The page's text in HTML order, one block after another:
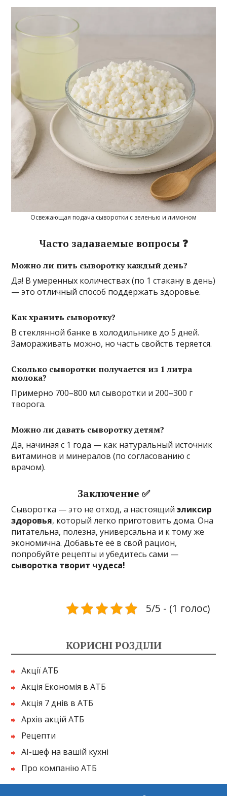
Освежающая подача сыворотки с зеленью и лимоном
Часто задаваемые вопросы ❓
Можно ли пить сыворотку каждый день?
Да! В умеренных количествах (по 1 стакану в день)
— это отличный способ поддержать здоровье.
Как хранить сыворотку?
В стеклянной банке в холодильнике до 5 дней.
Замораживать можно, но часть свойств теряется.
Сколько сыворотки получается из 1 литра
молока?
Примерно 700–800 мл сыворотки и 200–300 г
творога.
Можно ли давать сыворотку детям?
Да, начиная с 1 года — как натуральный источник
витаминов и минералов (по согласованию с
врачом).
Заключение ✅
Сыворотка — это не отход, а настоящийэликсир
здоровья, который легко приготовить дома. Она
питательна, полезна, универсальна и к тому же
экономична. Добавьте её в свой рацион,
попробуйте рецепты и убедитесь сами —
сыворотка творит чудеса!
5/5 - (1 голос)
КОРИСНІ РОЗДІЛИ
Акції АТБ
Акція Економія в АТБ
Акція 7 днів в АТБ
Архів акцій АТБ
Рецепти
AI-шеф на вашій кухні
Про компанію АТБ